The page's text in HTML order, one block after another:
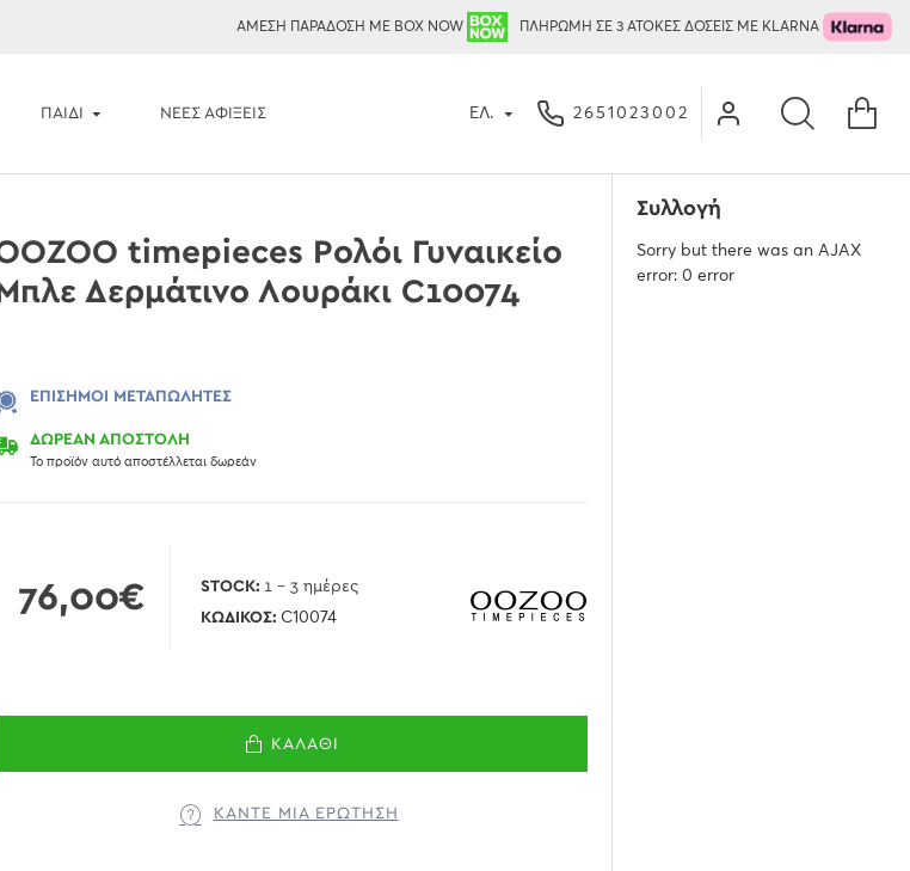
ΑΜΕΣΗ ΠΑΡΑΔΟΣΗ ΜΕ BOX NOW ΠΛΗΡΩΜΗ ΣΕ 3 ΑΤΟΚΕΣ ΔΟΣΕΙΣ ΜΕ KLARNA
ΠΑΙΔΙ ΝΈΕΣ ΑΦΊΞΕΙΣ ΕΛ. 2651023002
timepieces Ρολόι Γυναικείο
Μπλε Δερμάτινο Λουράκι C10074
ΔΩΡΕΑΝ ΑΠΟΣΤΟΛΗ
Το προϊόν αυτό αποστέλλεται δωρεάν
ΕΠΊΣΗΜΟΙ ΜΕΤΑΠΩΛΗΤΈΣ
76,00€ STOCK: 1 - 3 ημέρες
ΚΩΔΙΚΌΣ: C10074
ΚΑΛΆΘΙ
ΚΆΝΤΕ ΜΊΑ ΕΡΏΤΗΣΗ
Συλλογή
Sorry but there was an AJAX
error: 0 error